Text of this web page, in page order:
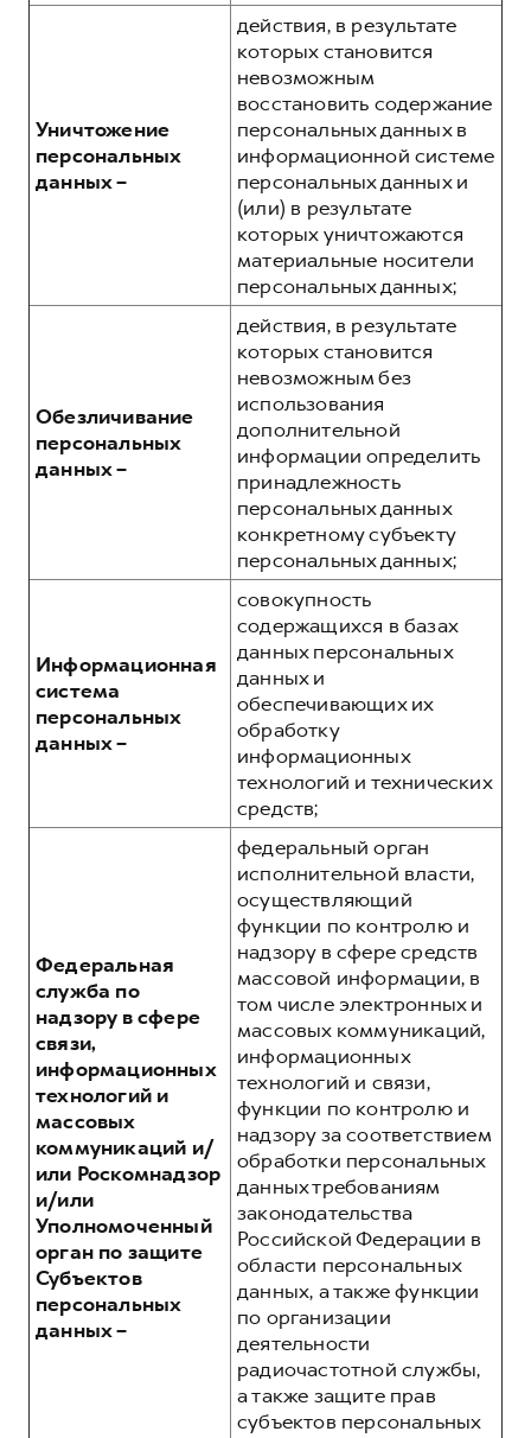
Уничтожение
персональных
данных –
действия, в результате
которых становится
невозможным
восстановить содержание
персональных данных в
информационной системе
персональных данных и
(или) в результате
которых уничтожаются
материальные носители
персональных данных;
Обезличивание
персональных
данных –
действия, в результате
которых становится
невозможным без
использования
дополнительной
информации определить
принадлежность
персональных данных
конкретному субъекту
персональных данных;
Информационная
система
персональных
данных –
совокупность
содержащихся в базах
данных персональных
данных и
обеспечивающих их
обработку
информационных
технологий и технических
средств;
Федеральная
служба по
надзору в сфере
связи,
информационных
технологий и
массовых
коммуникаций и/
или Роскомнадзор
и/или
Уполномоченный
орган по защите
Субъектов
персональных
данных –
федеральный орган
исполнительной власти,
осуществляющий
функции по контролю и
надзору в сфере средств
массовой информации, в
том числе электронных и
массовых коммуникаций,
информационных
технологий и связи,
функции по контролю и
надзору за соответствием
обработки персональных
данных требованиям
законодательства
Российской Федерации в
области персональных
данных, а также функции
по организации
деятельности
радиочастотной службы,
а также защите прав
субъектов персональных